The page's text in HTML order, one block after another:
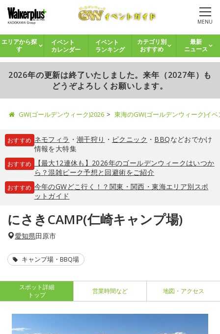
MENU
エリアから探
す
イベント
カレンダー
イベント
ランキング
カテゴリ別
おすすめ
最新
ニュース
2026年の更新は終了いたしました。来年（2027年）も
どうぞよろしくお願いします。
GW(ゴールデンウィーク)2026 東海のGW(ゴールデンウィーク)イ
おすすめ ネモフィラ ・ 潮干狩り ・ ピクニック ・ BBQなどおでかけ
情報を大特集
おすすめ
【最大12連休も】2026年のゴールデンウィークはいつか
ら？混雑ピーク予想と回避術をご紹介
おすすめ 今年のGWどこ行く！？関東・関西・東海エリア別スポ
ットガイド
にさきCAMP(仁崎キャンプ場)
愛知県田原市
キャンプ場・BBQ場
スポット詳細
トップ
営業時間など 地図・アクセス